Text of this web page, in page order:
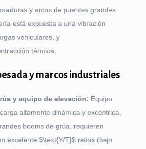
y arcos de puentes grandes
está expuesta a una vibración
vehiculares, y
térmica.
y marcos industriales
y equipo de elevación: Equipo
altamente dinámica y excéntrica,
booms de grúa, requieren
excelente $\text{Y/T}$ratios (bajo